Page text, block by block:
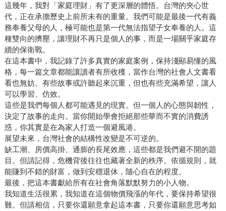
這幾年，我對「家庭理財」有了更深層的體悟。台灣的夾心世
代，正在承擔歷史上前所未有的重量。我們可能是最後一代有義
務奉養父母的人，極可能也是第一代無法指望子女奉養的人。這
種雙向的擠壓，讓理財不再只是個人的事，而是一場關乎家庭存
續的保衛戰。
在這本書中，我記錄了許多真實的家庭案例，保持淺顯易懂的風
格，每一篇文章都能讓讀者有所收穫，當作台灣的社會人文書看
看也無妨。有些故事或許聽起來沉重，但也有些充滿希望，讓人
可以學習、仿效。
這些是我們每個人都可能遇見的現實。但一個人的心態與韌性，
決定了故事的走向。當你開始學會拒絕那些華而不實的消費誘
惑，你其實是在為家人打造一個避風港。
展望未來，台灣社會的結構性改變是不可逆的。
缺工潮、房價高掛、通膨的長尾效應，這些都是我們避不開的題
目。但請記得，危機背後往往也藏著全新的秩序。依循規則，就
能賺到不錯的財富，做到安穩退休，隨心自在的程度。
最後，把這本書獻給所有在社會角落默默努力的小人物。
我知道生活很累，我知道在這個物價飛漲的年代，要保持希望很
難。但請相信，只要你還願意拿起這本書，只要你還願意思考如